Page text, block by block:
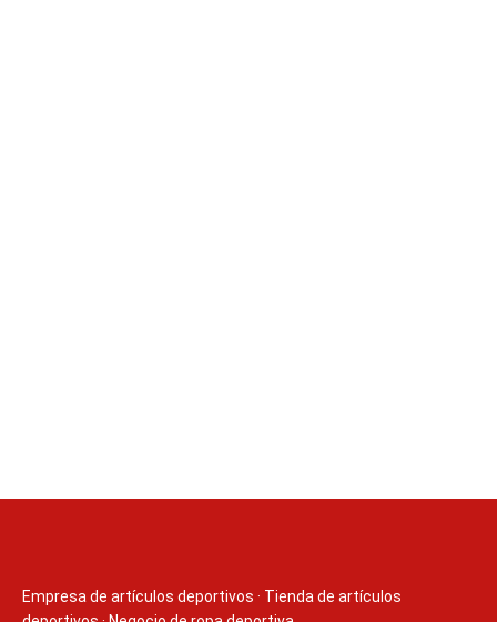
Empresa de artículos deportivos · Tienda de artículos